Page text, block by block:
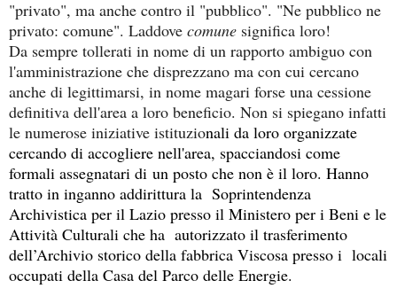
"privato", ma anche contro il "pubblico". "Ne pubblico ne
privato: comune". Laddove comune significa loro!
Da sempre tollerati in nome di un rapporto ambiguo con
l'amministrazione che disprezzano ma con cui cercano
anche di legittimarsi, in nome magari forse una cessione
definitiva dell'area a loro beneficio. Non si spiegano infatti
le numerose iniziative istituzionali da loro organizzate
cercando di accogliere nell'area, spacciandosi come
formali assegnatari di un posto che non è il loro. Hanno
tratto in inganno addirittura la Soprintendenza
Archivistica per il Lazio presso il Ministero per i Beni e le
Attività Culturali che ha autorizzato il trasferimento
dell’Archivio storico della fabbrica Viscosa presso i locali
occupati della Casa del Parco delle Energie.